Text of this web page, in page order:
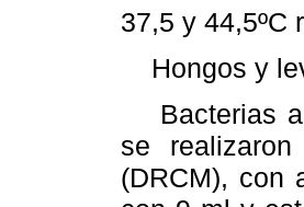
37,5 y 44,5ºC
Hongos y
Bacterias
se
(DRCM), con